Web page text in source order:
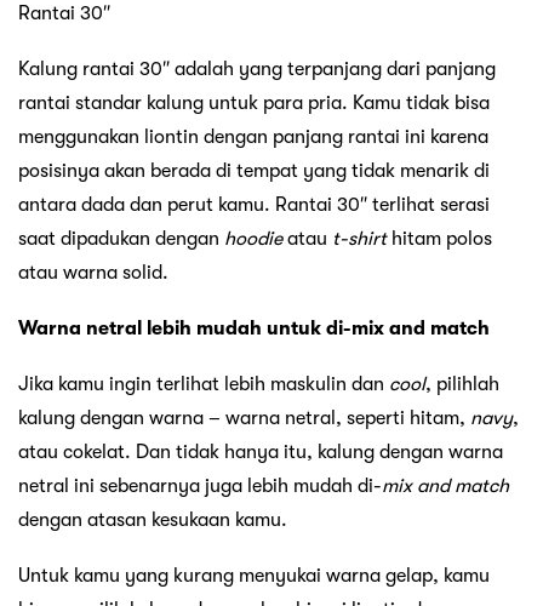
Rantai 30″
Kalung rantai 30″ adalah yang terpanjang dari panjang
rantai standar kalung untuk para pria. Kamu tidak bisa
menggunakan liontin dengan panjang rantai ini karena
posisinya akan berada di tempat yang tidak menarik di
antara dada dan perut kamu. Rantai 30″ terlihat serasi
saat dipadukan dengan hoodieatau t-shirthitam polos
atau warna solid.
Warna netral lebih mudah untuk di-mix and match
Jika kamu ingin terlihat lebih maskulin dan cool, pilihlah
kalung dengan warna – warna netral, seperti hitam, navy,
atau cokelat. Dan tidak hanya itu, kalung dengan warna
netral ini sebenarnya juga lebih mudah di-mix and match
dengan atasan kesukaan kamu.
Untuk kamu yang kurang menyukai warna gelap, kamu